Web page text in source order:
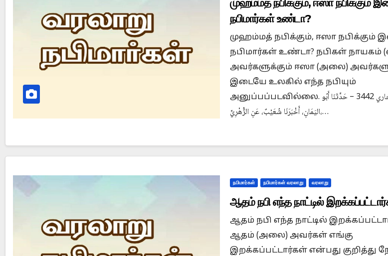
முஹம்மத் நபிக்கும், ஈஸா நபிக்கும்
நபிமார்கள் உண்டா?
முஹம்மத் நபிக்கும், ஈஸா நபிக்கும்
நபிமார்கள் உண்டா? நபிகள் நாயகம்
அவர்களுக்கும் ஈஸா (அலை)
இடையே உலகில் எந்த நபியும்
அனுப்பப்படவில்லை. صحيح البخاري 3442 – حَدَّثَنَا أَبُو
اليَمَانِ، أَخْبَرَنَا شُعَيْبٌ، عَنِ الزُّهْرِيِّ،…
நபிமார்கள் நபிமார்கள் வரலாறு வரலாறு
ஆதம் நபி எந்த நாட்டில்
ஆதம் நபி எந்த நாட்டில்
ஆதம் (அலை) அவர்கள் எங்கு
இறக்கப்பட்டார்கள் என்பது குறித்து